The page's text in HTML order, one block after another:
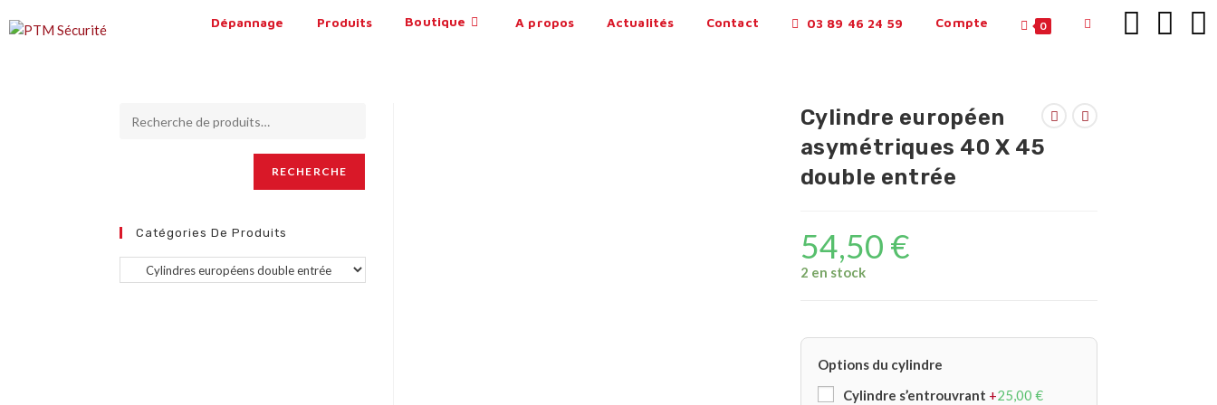
Dépannage Produits Boutique A propos Actualités Contact 03 89 46 24 59 Compte 0
Cylindre européen
asymétriques 40 X 45
double entrée
54,50 €
2 en stock
Options du cylindre
Cylindre s’entrouvrant +25,00 €
RECHERCHE
Catégories De Produits